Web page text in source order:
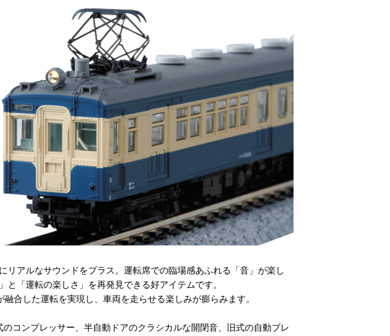
アルなサウンドをプラス。運転席での臨場感あふれる「音」が楽し
「運転の楽しさ」を再発見できる好アイテムです。
合した運転を実現し、車両を走らせる楽しみが膨らみます。
コンプレッサー、半自動ドアのクラシカルな開閉音、旧式の自動ブレ